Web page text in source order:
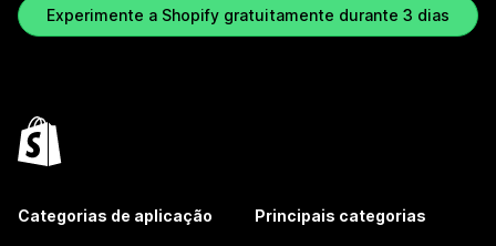
Experimente a Shopify gratuitamente durante 3 dias
Categorias de aplicação Principais categorias